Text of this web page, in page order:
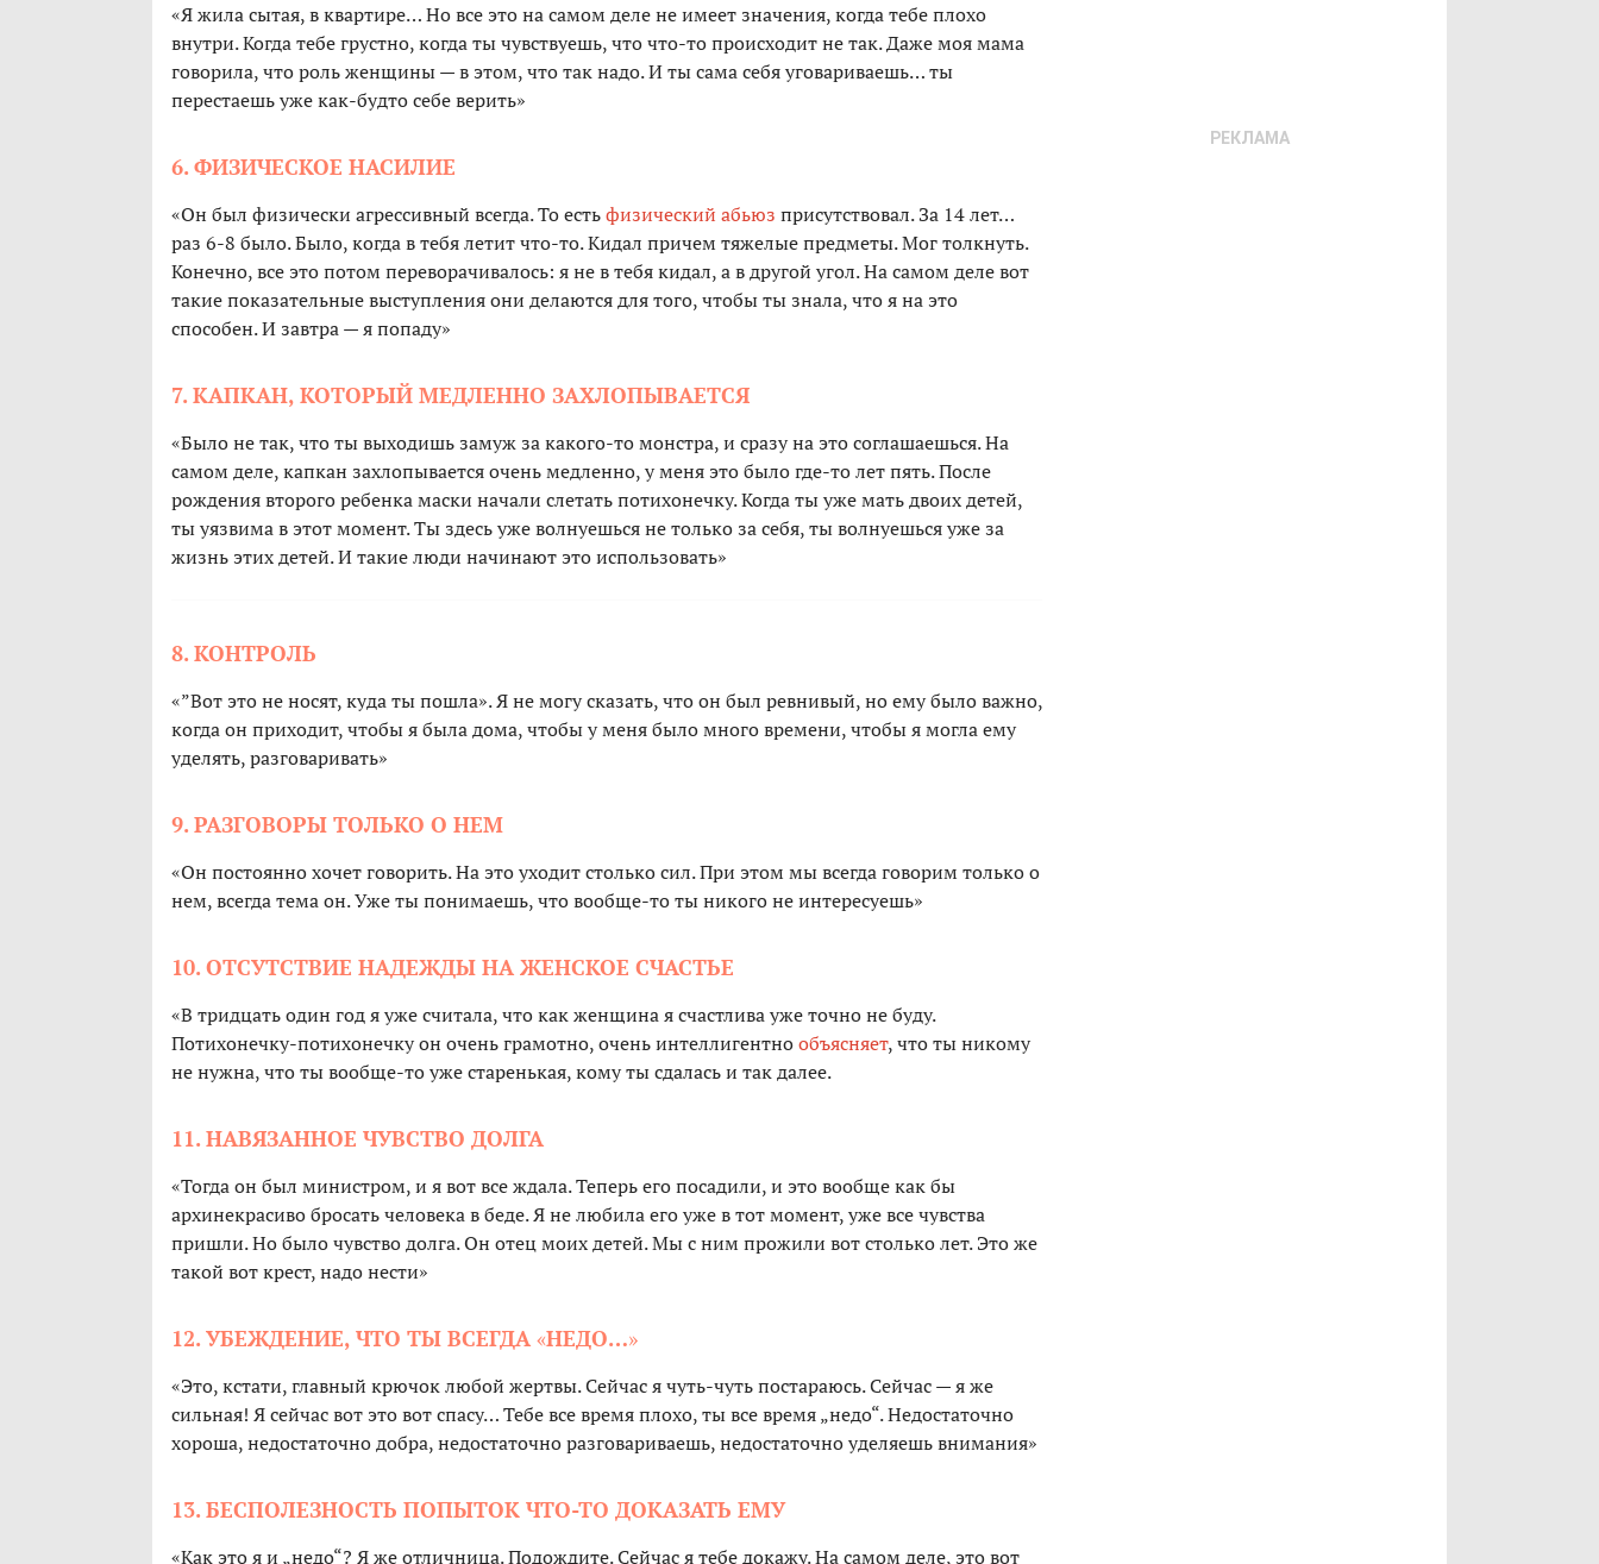
«Я жила сытая, в квартире… Но все это на самом деле не имеет значения, когда тебе плохо
внутри. Когда тебе грустно, когда ты чувствуешь, что что-то происходит не так. Даже моя мама
говорила, что роль женщины — в этом, что так надо. И ты сама себя уговариваешь… ты
перестаешь уже как-будто себе верить»
6. ФИЗИЧЕСКОЕ НАСИЛИЕ
«Он был физически агрессивный всегда. То естьфизический абьюз присутствовал. За 14 лет…
раз 6-8 было. Было, когда в тебя летит что-то. Кидал причем тяжелые предметы. Мог толкнуть.
Конечно, все это потом переворачивалось: я не в тебя кидал, а в другой угол. На самом деле вот
такие показательные выступления они делаются для того, чтобы ты знала, что я на это
способен. И завтра — я попаду»
7. КАПКАН, КОТОРЫЙ МЕДЛЕННО ЗАХЛОПЫВАЕТСЯ
«Было не так, что ты выходишь замуж за какого-то монстра, и сразу на это соглашаешься. На
самом деле, капкан захлопывается очень медленно, у меня это было где-то лет пять. После
рождения второго ребенка маски начали слетать потихонечку. Когда ты уже мать двоих детей,
ты уязвима в этот момент. Ты здесь уже волнуешься не только за себя, ты волнуешься уже за
жизнь этих детей. И такие люди начинают это использовать»
8. КОНТРОЛЬ
«”Вот это не носят, куда ты пошла». Я не могу сказать, что он был ревнивый, но ему было важно,
когда он приходит, чтобы я была дома, чтобы у меня было много времени, чтобы я могла ему
уделять, разговаривать»
9. РАЗГОВОРЫ ТОЛЬКО О НЕМ
«Он постоянно хочет говорить. На это уходит столько сил. При этом мы всегда говорим только о
нем, всегда тема он. Уже ты понимаешь, что вообще-то ты никого не интересуешь»
10. ОТСУТСТВИЕ НАДЕЖДЫ НА ЖЕНСКОЕ СЧАСТЬЕ
«В тридцать один год я уже считала, что как женщина я счастлива уже точно не буду.
Потихонечку-потихонечку он очень грамотно, очень интеллигентнообъясняет, что ты никому
не нужна, что ты вообще-то уже старенькая, кому ты сдалась и так далее.
11. НАВЯЗАННОЕ ЧУВСТВО ДОЛГА
«Тогда он был министром, и я вот все ждала. Теперь его посадили, и это вообще как бы
архинекрасиво бросать человека в беде. Я не любила его уже в тот момент, уже все чувства
пришли. Но было чувство долга. Он отец моих детей. Мы с ним прожили вот столько лет. Это же
такой вот крест, надо нести»
12. УБЕЖДЕНИЕ, ЧТО ТЫ ВСЕГДА «НЕДО…»
«Это, кстати, главный крючок любой жертвы. Сейчас я чуть-чуть постараюсь. Сейчас — я же
сильная! Я сейчас вот это вот спасу… Тебе все время плохо, ты все время „недо“. Недостаточно
хороша, недостаточно добра, недостаточно разговариваешь, недостаточно уделяешь внимания»
13. БЕСПОЛЕЗНОСТЬ ПОПЫТОК ЧТО-ТО ДОКАЗАТЬ ЕМУ
«Как это я и „недо“? Я же отличница. Подождите. Сейчас я тебе докажу. На самом деле, это вот